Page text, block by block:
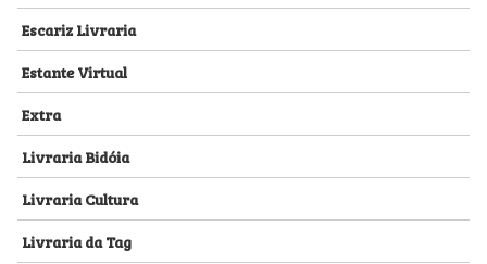
Escariz Livraria
Estante Virtual
Extra
Livraria Bidóia
Livraria Cultura
Livraria da Tag